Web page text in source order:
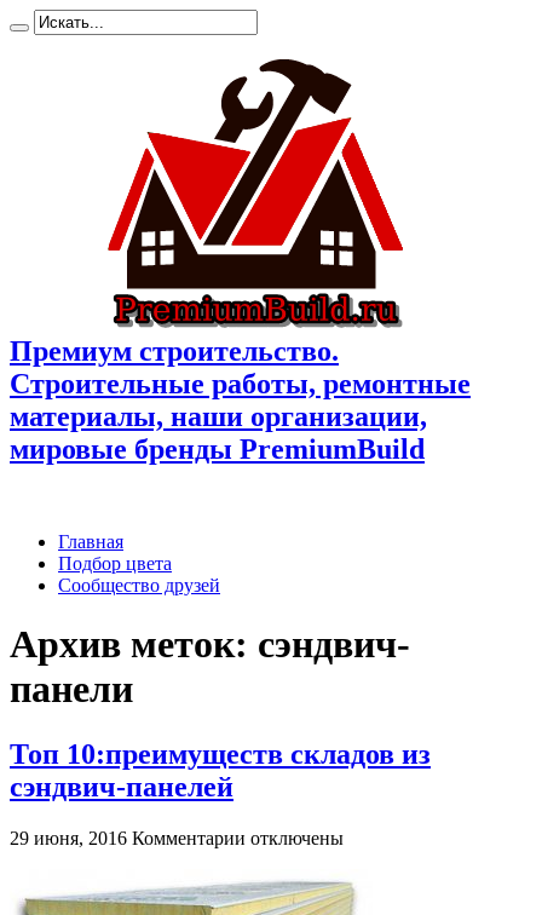
Премиум cтроительство.
Cтроительные работы, ремонтные
материалы, наши организации,
мировые бренды PremiumBuild
Главная
Подбор цвета
Сообщество друзей
Архив меток: сэндвич-
панели
Топ 10:преимуществ складов из
сэндвич-панелей
29 июня, 2016 Комментарии к
Топ
10:преимуществ
отключены